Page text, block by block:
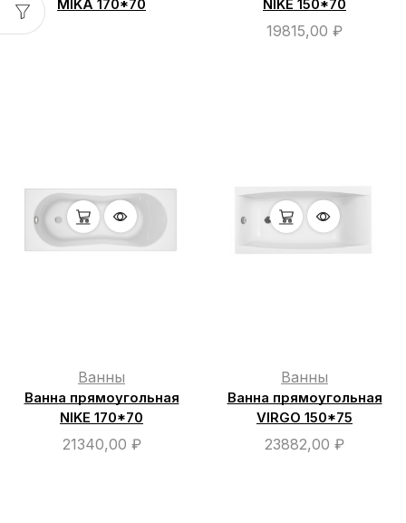
MIKA 170*70 NIKE 150*70
19815,00 ₽
Ванны
Ванна прямоугольная
NIKE 170*70
21340,00 ₽
Ванны
Ванна прямоугольная
VIRGO 150*75
23882,00 ₽